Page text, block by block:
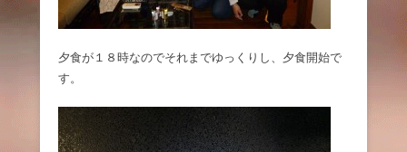
夕食が１８時なのでそれまでゆっくりし、夕食開始で
す。